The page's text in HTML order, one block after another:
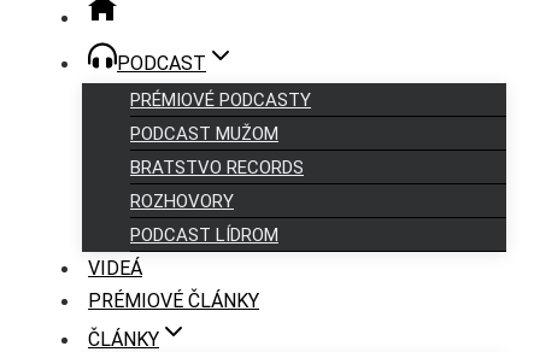
PODCAST
PRÉMIOVÉ PODCASTY
PODCAST MUŽOM
BRATSTVO RECORDS
ROZHOVORY
PODCAST LÍDROM
VIDEÁ
PRÉMIOVÉ ČLÁNKY
ČLÁNKY